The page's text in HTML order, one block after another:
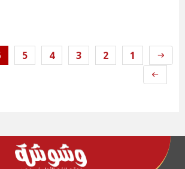
1
2
3
4
5